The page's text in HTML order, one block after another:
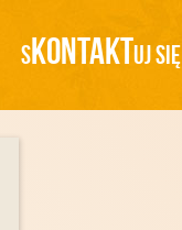
SKontaktUj Się